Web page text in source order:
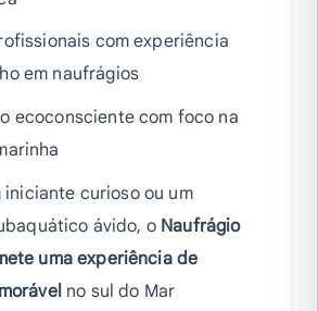
com experiência
em naufrágios
ecoconsciente com foco na
iniciante curioso ou um
ávido, o Naufrágio
uma experiência de
no sul do Mar